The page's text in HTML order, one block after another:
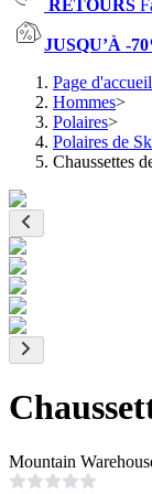
RETOURS
JUSQU’À -
Page d'accueil
Hommes>
Polaires>
Polaires de
Chaussettes
Mountain